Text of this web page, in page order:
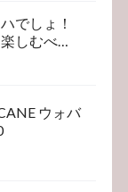
でしょ！
しむべ
ウォバ